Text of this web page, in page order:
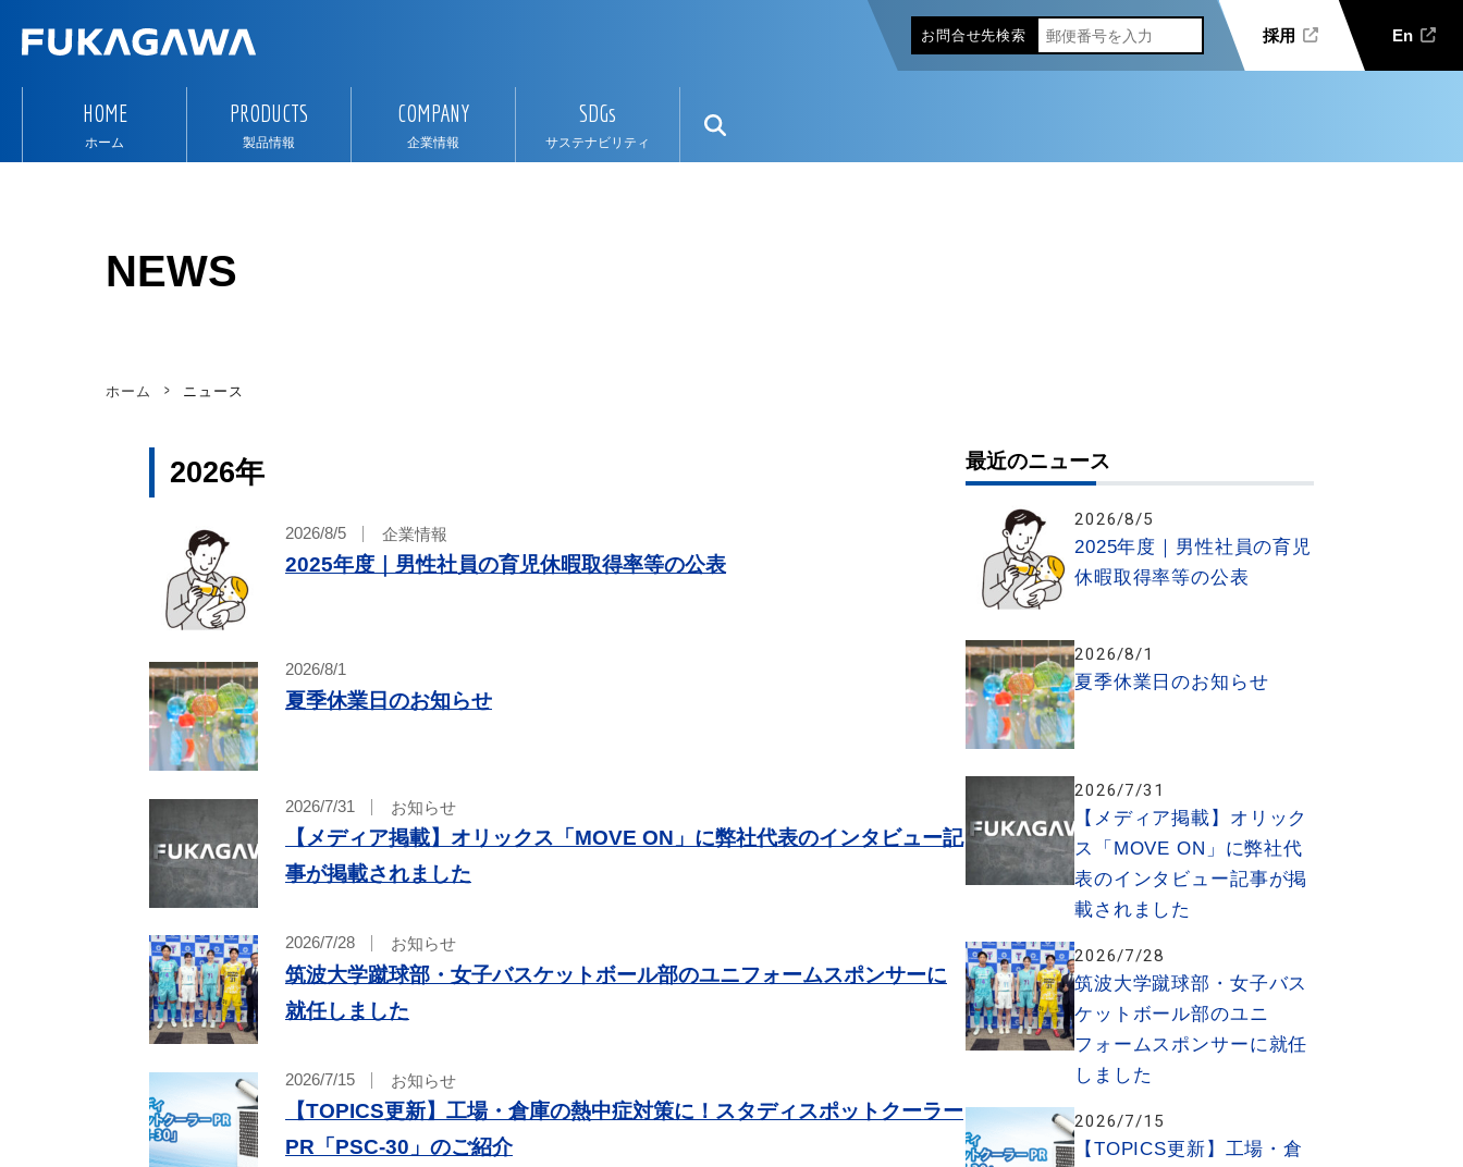
お問合せ先検索
HOME
ホーム
PRODUCTS
製品情報
COMPANY
企業情報
SDGs
サステナビリティ
採用 En
NEWS
ホーム ニュース
2026年
2026/8/5 企業情報
2025年度｜男性社員の育児休暇取得率等の公表
2026/8/1
夏季休業日のお知らせ
2026/7/31 お知らせ
【メディア掲載】オリックス「MOVE ON」に弊社代表のインタビュー記
事が掲載されました
2026/7/28 お知らせ
筑波大学蹴球部・女子バスケットボール部のユニフォームスポンサーに
就任しました
2026/7/15 お知らせ
【TOPICS更新】工場・倉庫の熱中症対策に！スタディスポットクーラー
PR「PSC-30」のご紹介
最近のニュース
2025年度｜男性社員の育児
休暇取得率等の公表
2026/8/5
夏季休業日のお知らせ
2026/8/1
【メディア掲載】オリック
ス「MOVE ON」に弊社代
表のインタビュー記事が掲
載されました
2026/7/31
筑波大学蹴球部・女子バス
ケットボール部のユニ
フォームスポンサーに就任
しました
2026/7/28
【TOPICS更新】工場・倉
2026/7/15